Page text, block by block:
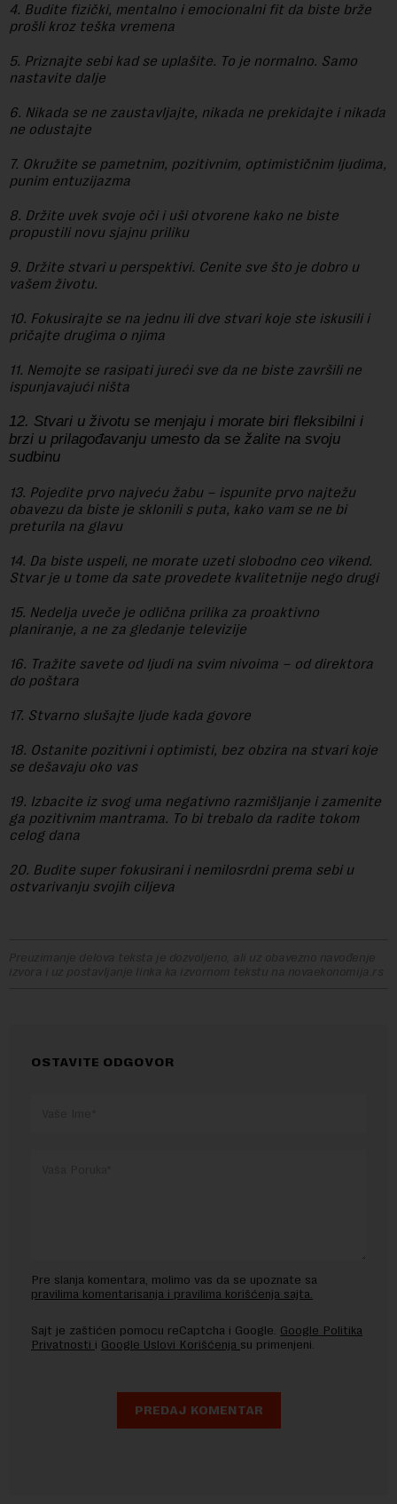
4. Budite fizički, mentalno i emocionalni fit da biste brže
prošli kroz teška vremena
5. Priznajte sebi kad se uplašite. To je normalno. Samo
nastavite dalje
6. Nikada se ne zaustavljajte, nikada ne prekidajte i nikada
ne odustajte
7. Okružite se pametnim, pozitivnim, optimističnim ljudima,
punim entuzijazma
8. Držite uvek svoje oči i uši otvorene kako ne biste
propustili novu sjajnu priliku
9. Držite stvari u perspektivi. Cenite sve što je dobro u
vašem životu.
10. Fokusirajte se na jednu ili dve stvari koje ste iskusili i
pričajte drugima o njima
11. Nemojte se rasipati jureći sve da ne biste završili ne
ispunjavajući ništa
12. Stvari u životu se menjaju i morate biri fleksibilni i
brzi u prilagođavanju umesto da se žalite na svoju
sudbinu
13. Pojedite prvo najveću žabu – ispunite prvo najtežu
obavezu da biste je sklonili s puta, kako vam se ne bi
preturila na glavu
14. Da biste uspeli, ne morate uzeti slobodno ceo vikend.
Stvar je u tome da sate provedete kvalitetnije nego drugi
15. Nedelja uveče je odlična prilika za proaktivno
planiranje, a ne za gledanje televizije
16. Tražite savete od ljudi na svim nivoima – od direktora
do poštara
17. Stvarno slušajte ljude kada govore
18. Ostanite pozitivni i optimisti, bez obzira na stvari koje
se dešavaju oko vas
19. Izbacite iz svog uma negativno razmišljanje i zamenite
ga pozitivnim mantrama. To bi trebalo da radite tokom
celog dana
20. Budite super fokusirani i nemilosrdni prema sebi u
ostvarivanju svojih ciljeva
Preuzimanje delova teksta je dozvoljeno, ali uz obavezno navođenje
izvora i uz postavljanje linka ka izvornom tekstu na novaekonomija.rs
OSTAVITE ODGOVOR
Pre slanja komentara, molimo vas da se upoznate sa
pravilima komentarisanja i pravilima korišćenja sajta.
Sajt je zaštićen pomocu reCaptcha i Google. Google Politika
Privatnosti i Google Uslovi Korišćenja su primenjeni.